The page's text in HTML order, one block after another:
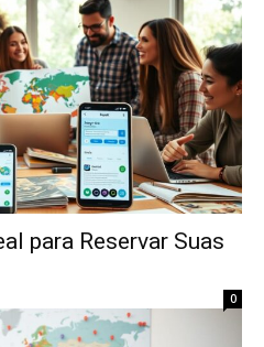
para Reservar Suas
0